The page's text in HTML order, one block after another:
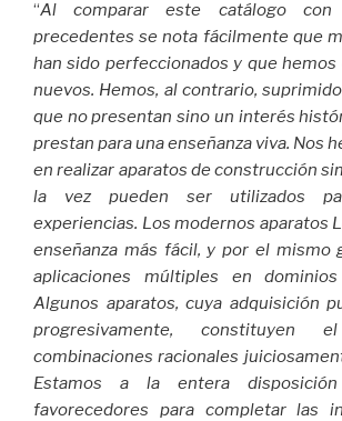
“Al comparar este catálogo con
precedentes se nota fácilmente que
han sido perfeccionados y que hemos
nuevos. Hemos, al contrario,
que no presentan sino un interés
prestan para una enseñanza viva. Nos
en realizar aparatos de construcción
la vez pueden ser utilizados
experiencias. Los modernos aparatos
enseñanza más fácil, y por el mismo
aplicaciones múltiples en
Algunos aparatos, cuya adquisición
progresivamente,
combinaciones racionales
Estamos a la entera
favorecedores para completar las